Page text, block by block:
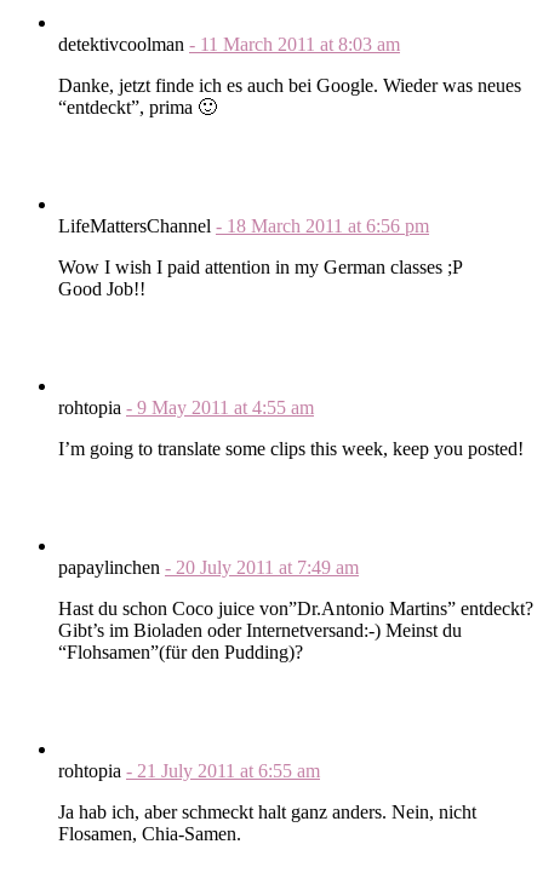
detektivcoolman - 11 March 2011 at 8:03 am
Danke, jetzt finde ich es auch bei Google. Wieder was neues
“entdeckt”, prima 🙂
LifeMattersChannel - 18 March 2011 at 6:56 pm
Wow I wish I paid attention in my German classes ;P
Good Job!!
rohtopia - 9 May 2011 at 4:55 am
I’m going to translate some clips this week, keep you posted!
papaylinchen - 20 July 2011 at 7:49 am
Hast du schon Coco juice von”Dr.Antonio Martins” entdeckt?
Gibt’s im Bioladen oder Internetversand:-) Meinst du
“Flohsamen”(für den Pudding)?
rohtopia - 21 July 2011 at 6:55 am
Ja hab ich, aber schmeckt halt ganz anders. Nein, nicht
Flosamen, Chia-Samen.